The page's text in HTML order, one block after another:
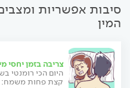
סיבות אפשריות
המין
צריבה בזמן יחסי
היום הכי רומנטי
קצת פחות משמח: